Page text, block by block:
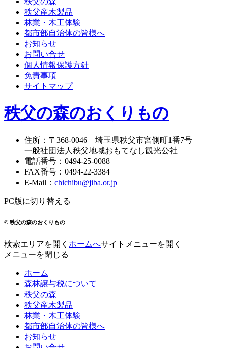
秩父産木製品
林業・木工体験
都市部自治体の皆様へ
お知らせ
お問い合せ
個人情報保護方針
免責事項
サイトマップ
秩父の森のおくりもの
住所 ： 〒368-0046 埼玉県秩父市宮側町1番7号
一般社団法人秩父地域おもてなし観光公社
電話番号 ： 0494-25-0088
FAX番号 ： 0494-22-3384
E-Mail ： chichibu@jiba.or.jp
PC版に切り替える
© 秩父の森のおくりもの
検索エリアを開く ホームへサイトメニューを開く
メニューを閉じる
ホーム
森林譲与税について
秩父の森
秩父産木製品
林業・木工体験
都市部自治体の皆様へ
お知らせ